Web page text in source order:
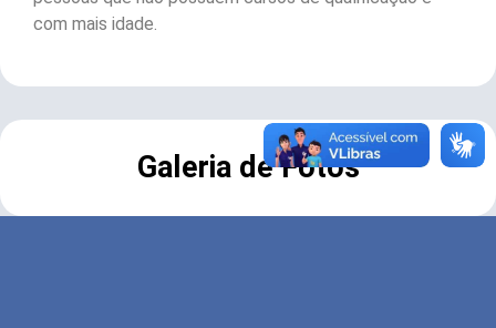
com mais idade.
Galeria de Fotos